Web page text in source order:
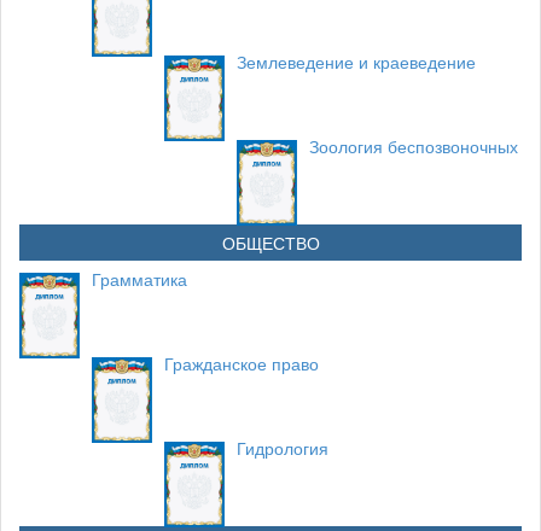
Землеведение и краеведение
Зоология беспозвоночных
ОБЩЕСТВО
Грамматика
Гражданское право
Гидрология